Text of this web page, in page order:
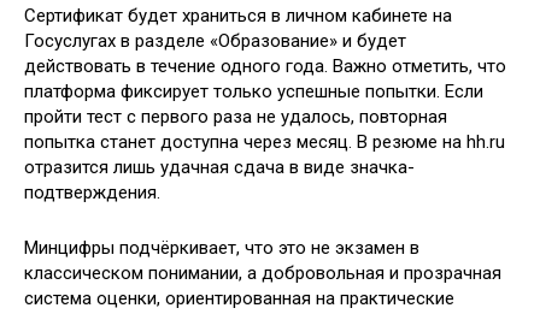
Сертификат будет храниться в личном кабинете на
Госуслугах в разделе «Образование» и будет
действовать в течение одного года. Важно отметить, что
платформа фиксирует только успешные попытки. Если
пройти тест с первого раза не удалось, повторная
попытка станет доступна через месяц. В резюме на hh.ru
отразится лишь удачная сдача в виде значка-
подтверждения.
Минцифры подчёркивает, что это не экзамен в
классическом понимании, а добровольная и прозрачная
система оценки, ориентированная на практические